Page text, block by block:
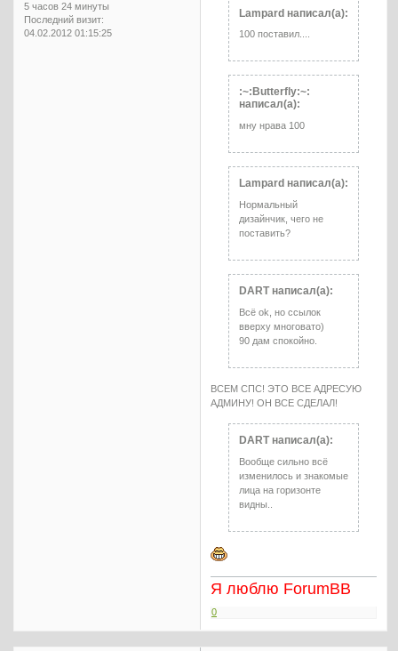
5 часов 24 минуты
Последний визит:
04.02.2012 01:15:25
Lampard написал(а):
100 поставил....
:~:Butterfly:~:
написал(а):
мну нрава 100
Lampard написал(а):
Нормальный
дизайнчик, чего не
поставить?
DART написал(а):
Всё ok, но ссылок
вверху многовато)
90 дам спокойно.
ВСЕМ СПС! ЭТО ВСЕ АДРЕСУЮ
АДМИНУ! ОН ВСЕ СДЕЛАЛ!
DART написал(а):
Вообще сильно всё
изменилось и знакомые
лица на горизонте
видны..
Я люблю ForumBB
0